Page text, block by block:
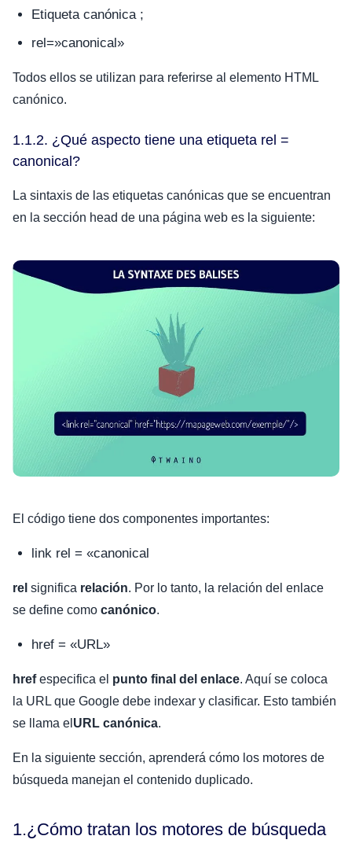
Etiqueta canónica ;
rel=»canonical»
Todos ellos se utilizan para referirse al elemento HTML
canónico.
1.1.2. ¿Qué aspecto tiene una etiqueta rel =
canonical?
La sintaxis de las etiquetas canónicas que se encuentran
en la sección head de una página web es la siguiente:
El código tiene dos componentes importantes:
link rel = «canonical
rel significa relación. Por lo tanto, la relación del enlace
se define como canónico.
href = «URL»
hrefespecifica el punto final del enlace. Aquí se coloca
la URL que Google debe indexar y clasificar. Esto también
se llama el URL canónica.
En la siguiente sección, aprenderá cómo los motores de
búsqueda manejan el contenido duplicado.
1.¿Cómo tratan los motores de búsqueda